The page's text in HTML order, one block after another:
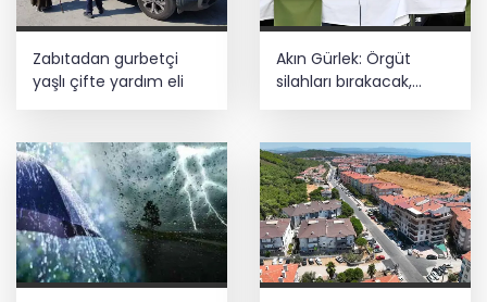
Zabıtadan gurbetçi
yaşlı çifte yardım eli
Akın Gürlek: Örgüt
silahları bırakacak,